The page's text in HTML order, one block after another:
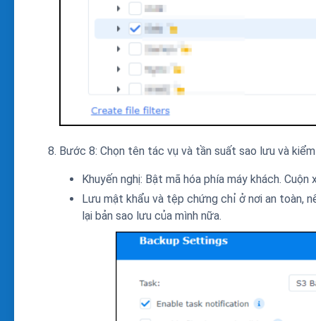
Bước 8: Chọn tên tác vụ và tần suất sao lưu và
Khuyến nghị: Bật mã hóa phía máy khách.
Lưu mật khẩu và tệp chứng chỉ ở nơi an toàn,
lại bản sao lưu của mình nữa.